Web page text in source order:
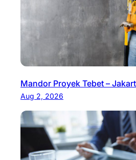
Mandor Proyek Tebet –
Aug 2, 2026